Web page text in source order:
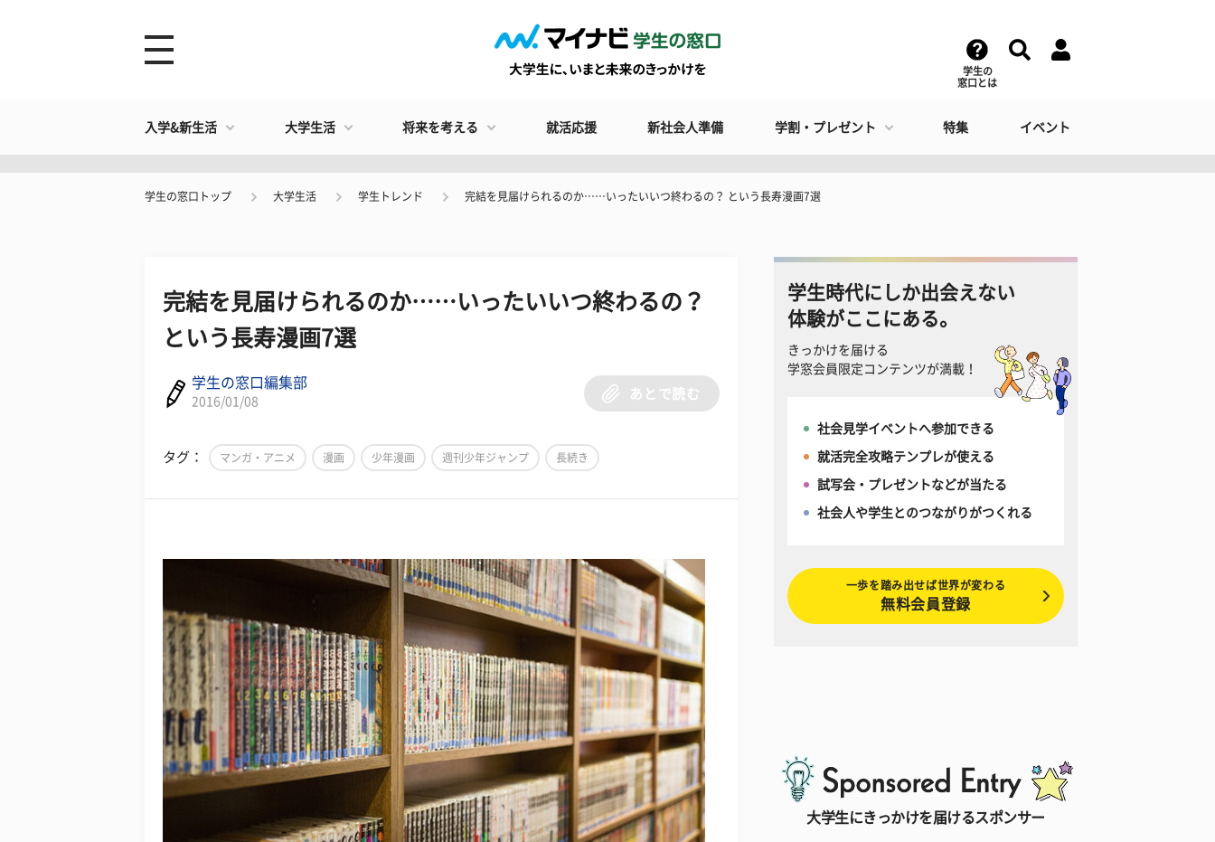
学生の
窓口とは
入学&新生活 大学生活 将来を考える 就活応援 新社会人準備 学割・プレゼント 特集 イベント
学生の窓口トップ 大学生活 学生トレンド 完結を見届けられるのか……いったいいつ終わるの？ という長寿漫画7選
完結を見届けられるのか……いったいいつ終わるの？
という長寿漫画7選
学生の窓口編集部
2016/01/08
あとで読む
タグ： マンガ・アニメ 漫画 少年漫画 週刊少年ジャンプ 長続き
学生時代にしか出会えない
体験がここにある。
きっかけを届ける
学窓会員限定コンテンツが満載！
社会見学イベントへ参加できる
就活完全攻略テンプレが使える
試写会・プレゼントなどが当たる
社会人や学生とのつながりがつくれる
一歩を踏み出せば世界が変わる
無料会員登録
大学生にきっかけを届けるスポンサー